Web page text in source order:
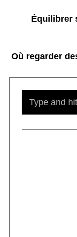
Équilibrer
Où regarder